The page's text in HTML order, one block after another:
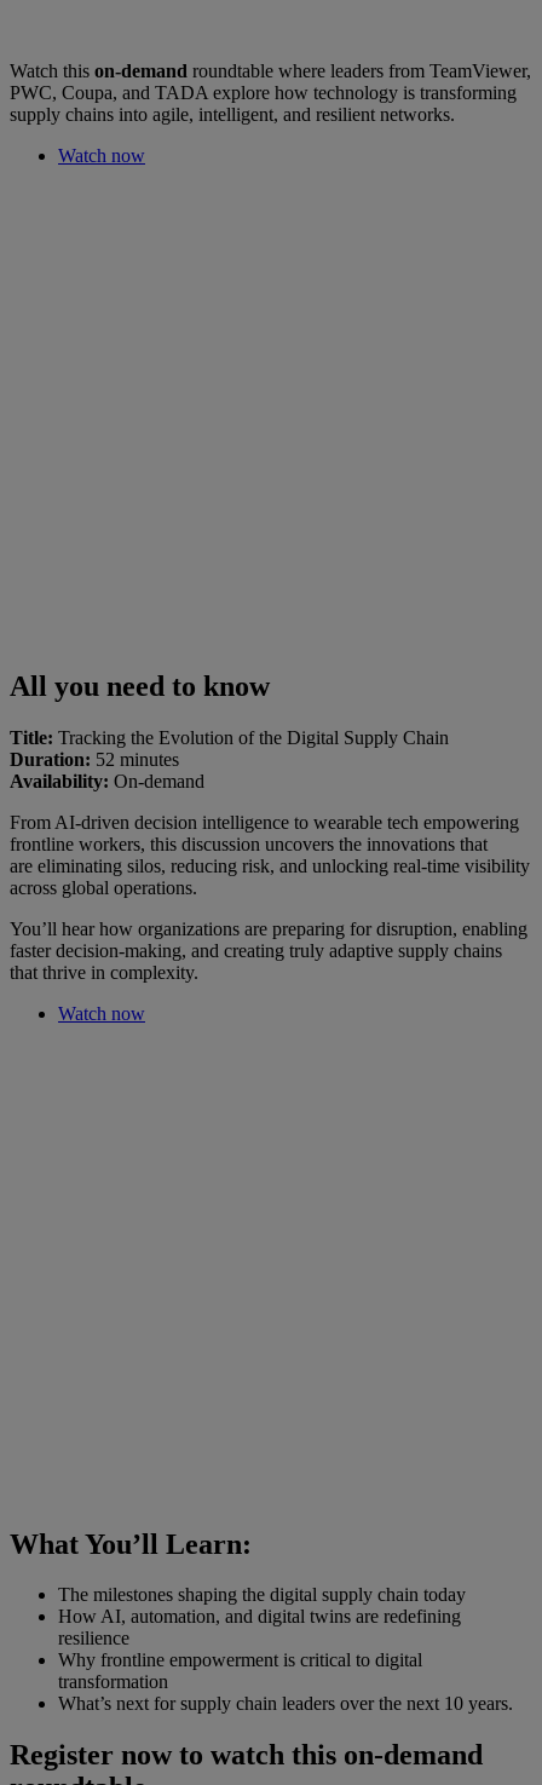
Watch this on-demand roundtable where leaders from TeamViewer,
PWC, Coupa, and TADA explore how technology is transforming
supply chains into agile, intelligent, and resilient networks.
Watch now
All you need to know
Title: Tracking the Evolution of the Digital Supply Chain
Duration: 52 minutes
Availability: On-demand
From AI-driven decision intelligence to wearable tech empowering
frontline workers, this discussion uncovers the innovations that
are eliminating silos, reducing risk, and unlocking real-time visibility
across global operations.
You’ll hear how organizations are preparing for disruption, enabling
faster decision-making, and creating truly adaptive supply chains
that thrive in complexity.
Watch now
What You’ll Learn:
The milestones shaping the digital supply chain today
How AI, automation, and digital twins are redefining
resilience
Why frontline empowerment is critical to digital
transformation
What’s next for supply chain leaders over the next 10 years.
Register now to watch this on-demand